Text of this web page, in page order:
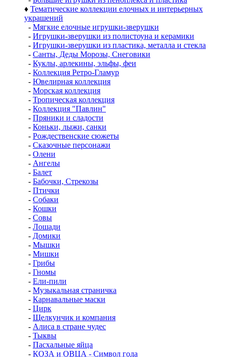
♦ Тематические коллекции елочных и интерьерных
украшений
- Мягкие елочные игрушки-зверушки
- Игрушки-зверушки из полистоуна и керамики
- Игрушки-зверушки из пластика, металла и стекла
- Санты, Деды Морозы, Снеговики
- Куклы, арлекины, эльфы, феи
- Коллекция Ретро-Гламур
- Ювелирная коллекция
- Морская коллекция
- Тропическая коллекция
- Коллекция "Павлин"
- Пряники и сладости
- Коньки, лыжи, санки
- Рождественские сюжеты
- Сказочные персонажи
- Олени
- Ангелы
- Балет
- Бабочки, Стрекозы
- Птички
- Собаки
- Кошки
- Совы
- Лошади
- Домики
- Мышки
- Мишки
- Грибы
- Гномы
- Ели-пили
- Музыкальная страничка
- Карнавальные маски
- Цирк
- Щелкунчик и компания
- Алиса в стране чудес
- Тыквы
- Пасхальные яйца
- КОЗА и ОВЦА - Символ года